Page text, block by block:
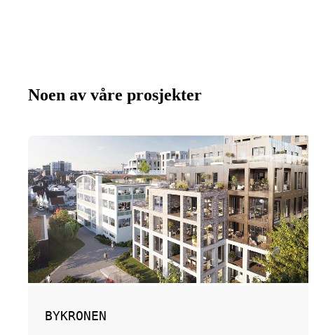
Noen av våre prosjekter
BYKRONEN